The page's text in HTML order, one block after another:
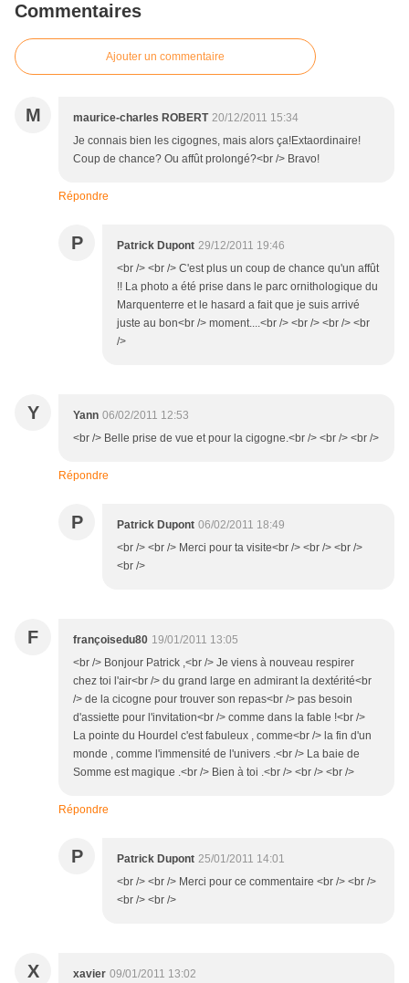
Commentaires
Ajouter un commentaire
M maurice-charles ROBERT 20/12/2011 15:34
Je connais bien les cigognes, mais alors ça!Extaordinaire!
Coup de chance? Ou affût prolongé?<br /> Bravo!
Répondre
P Patrick Dupont 29/12/2011 19:46
<br /> <br /> C'est plus un coup de chance qu'un affût
!! La photo a été prise dans le parc ornithologique du
Marquenterre et le hasard a fait que je suis arrivé
juste au bon<br /> moment....<br /> <br /> <br /> <br
/>
Y Yann 06/02/2011 12:53
<br /> Belle prise de vue et pour la cigogne.<br /> <br /> <br />
Répondre
P Patrick Dupont 06/02/2011 18:49
<br /> <br /> Merci pour ta visite<br /> <br /> <br />
<br />
F françoisedu80 19/01/2011 13:05
<br /> Bonjour Patrick ,<br /> Je viens à nouveau respirer
chez toi l'air<br /> du grand large en admirant la dextérité<br
/> de la cicogne pour trouver son repas<br /> pas besoin
d'assiette pour l'invitation<br /> comme dans la fable !<br />
La pointe du Hourdel c'est fabuleux , comme<br /> la fin d'un
monde , comme l'immensité de l'univers .<br /> La baie de
Somme est magique .<br /> Bien à toi .<br /> <br /> <br />
Répondre
P Patrick Dupont 25/01/2011 14:01
<br /> <br /> Merci pour ce commentaire <br /> <br />
<br /> <br />
X xavier 09/01/2011 13:02